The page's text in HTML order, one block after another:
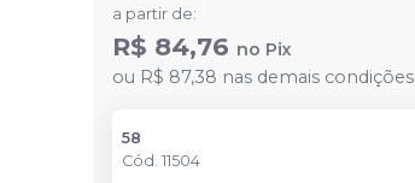
a partir de:
R$ 84,76 no Pix
ou R$ 87,38 nas demais condições
58
Cód.11504